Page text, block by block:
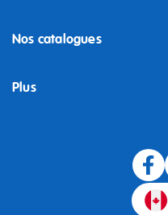
Nos catalogues
Plus